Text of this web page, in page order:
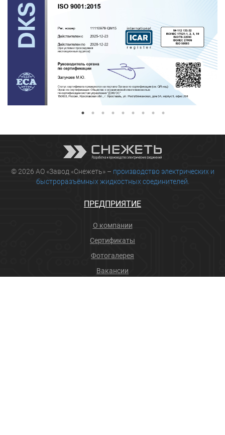
© 2026 АО «Завод «Снежеть» – производство электрических и
быстроразъёмных жидкостных соединителей.
ПРЕДПРИЯТИЕ
О компании
Сертификаты
Фотогалерея
Вакансии